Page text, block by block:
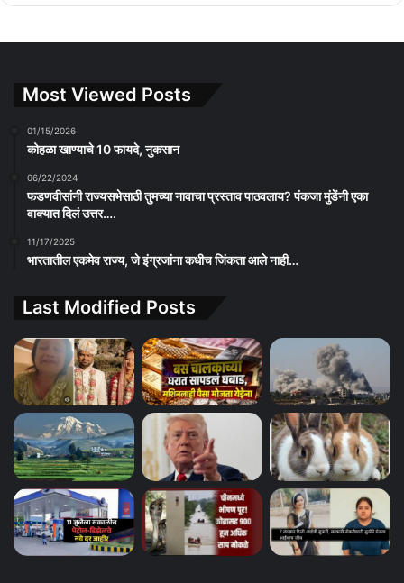
Most Viewed Posts
01/15/2026
कोहळा खाण्याचे 10 फायदे, नुकसान
06/22/2024
फडणवीसांनी राज्यसभेसाठी तुमच्या नावाचा प्रस्ताव पाठवलाय? पंकजा मुंडेंनी एका
वाक्यात दिलं उत्तर….
11/17/2025
भारतातील एकमेव राज्य, जे इंग्रजांना कधीच जिंकता आले नाही…
Last Modified Posts